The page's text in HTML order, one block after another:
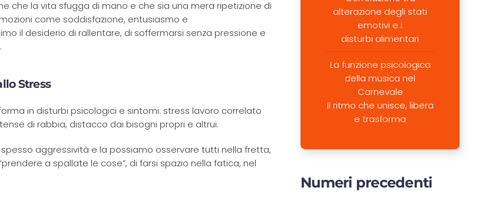
che la vita sfugga di mano e che sia una mera ripetizione di
come soddisfazione, entusiasmo e
il desiderio di rallentare, di soffermarsi senza pressione e
Stress
in disturbi psicologici e sintomi: stress lavoro correlato
di rabbia, distacco dai bisogni propri e altrui.
aggressività e la possiamo osservare tutti nella fretta,
a spallate le cose”, di farsi spazio nella fatica, nel
alterazione degli stati
emotivi e i
disturbi alimentari
La funzione psicologica
della musica nel
Carnevale
Il ritmo che unisce, libera
e trasforma
Numeri precedenti